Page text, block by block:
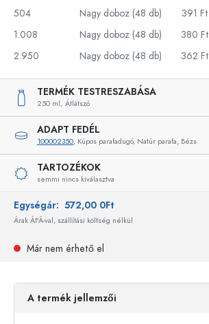
504
Nagy doboz (48 db) 391 Ft
1.008
Nagy doboz (48 db) 380 Ft
2.950
Nagy doboz (48 db) 362 Ft
TERMÉK TESTRESZABÁSA
250 ml, Átlátszó
ADAPT FEDÉL
100002350, Kúpos parafadugó, Natúr parafa, Bézs
TARTOZÉKOK
semmi nincs kiválasztva
Egységár: 572,00 0Ft
Árak ÁFÁ-val, szállítási költség nélkül
Már nem érhető el
A termék jellemzői